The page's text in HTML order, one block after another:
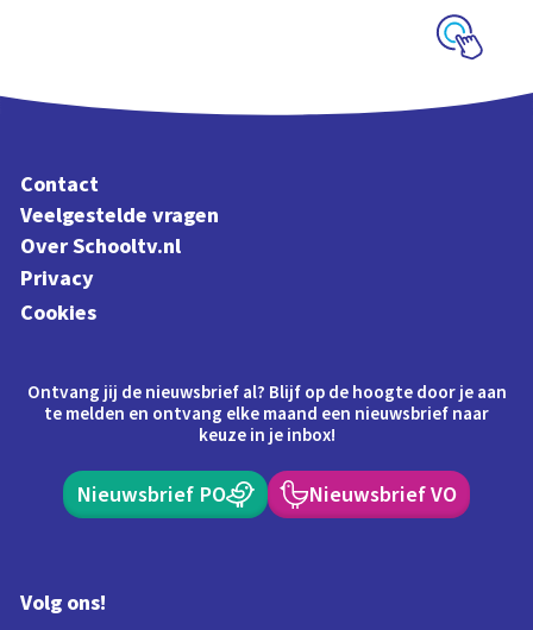
Contact
Veelgestelde vragen
Over Schooltv.nl
Privacy
Cookies
Ontvang jij de nieuwsbrief al? Blijf op de hoogte door je aan
te melden en ontvang elke maand een nieuwsbrief naar
keuze in je inbox!
Nieuwsbrief PO Nieuwsbrief VO
Volg ons!